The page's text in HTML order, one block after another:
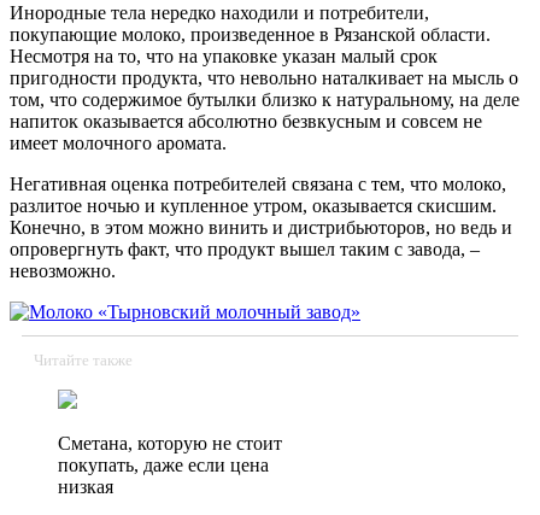
Инородные тела нередко находили и потребители,
покупающие молоко, произведенное в Рязанской области.
Несмотря на то, что на упаковке указан малый срок
пригодности продукта, что невольно наталкивает на мысль о
том, что содержимое бутылки близко к натуральному, на деле
напиток оказывается абсолютно безвкусным и совсем не
имеет молочного аромата.
Негативная оценка потребителей связана с тем, что молоко,
разлитое ночью и купленное утром, оказывается скисшим.
Конечно, в этом можно винить и дистрибьюторов, но ведь и
опровергнуть факт, что продукт вышел таким с завода, –
невозможно.
Читайте также
Сметана, которую не стоит
покупать, даже если цена
низкая